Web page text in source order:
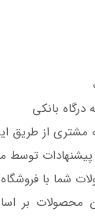
درگاه بانکی
مشتری از طریق
توسط
شما با
بر